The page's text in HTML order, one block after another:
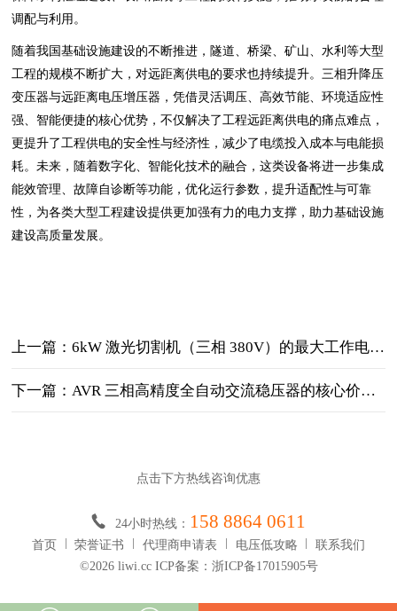
调配与利用。
随着我国基础设施建设的不断推进，隧道、桥梁、矿山、水利等大型
工程的规模不断扩大，对远距离供电的要求也持续提升。三相升降压
变压器与远距离电压增压器，凭借灵活调压、高效节能、环境适应性
强、智能便捷的核心优势，不仅解决了工程远距离供电的痛点难点，
更提升了工程供电的安全性与经济性，减少了电缆投入成本与电能损
耗。未来，随着数字化、智能化技术的融合，这类设备将进一步集成
能效管理、故障自诊断等功能，优化运行参数，提升适配性与可靠
性，为各类大型工程建设提供更加强有力的电力支撑，助力基础设施
建设高质量发展。
上一篇：6kW 激光切割机（三相 380V）的最大工作电流是多少
下一篇：AVR 三相高精度全自动交流稳压器的核心价值与应用
点击下方热线咨询优惠
24小时热线： 158 8864 0611
首页 荣誉证书 代理商申请表 电压低攻略
联系我们
©2026 liwi.cc ICP备案：浙ICP备17015905号